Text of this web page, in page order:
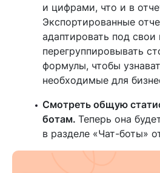
и цифрами, что и в
Экспортированные
адаптировать под
перегруппировывать
формулы, чтобы
необходимые для
Смотреть общую
ботам. Теперь она
в разделе «Чат-боты»